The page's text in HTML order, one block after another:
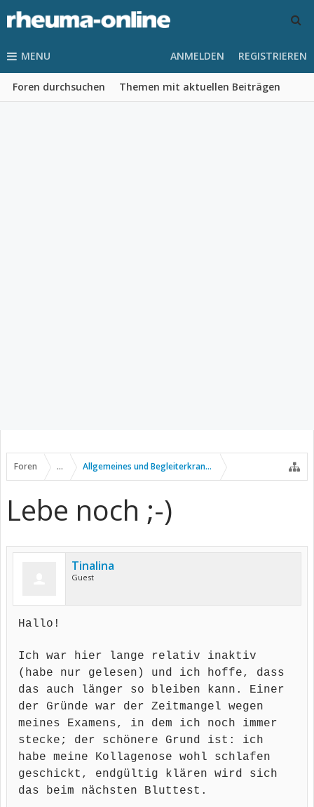
MENU
Foren durchsuchen Themen mit aktuellen Beiträgen
ANMELDEN REGISTRIEREN
Foren ... Allgemeines und Begleiterkrankungen
Lebe noch ;-)
Tinalina
Guest
Hallo!
Ich war hier lange relativ inaktiv
(habe nur gelesen) und ich hoffe, dass
das auch länger so bleiben kann. Einer
der Gründe war der Zeitmangel wegen
meines Examens, in dem ich noch immer
stecke; der schönere Grund ist: ich
habe meine Kollagenose wohl schlafen
geschickt, endgültig klären wird sich
das beim nächsten Bluttest.